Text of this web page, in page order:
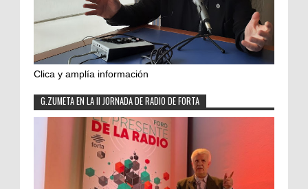
Clica y amplía información
G.ZUMETA EN LA II JORNADA DE RADIO DE FORTA